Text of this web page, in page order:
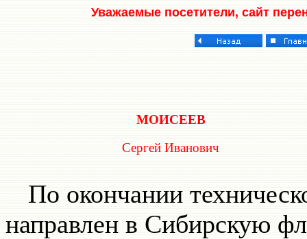
Уважаемые посетители, сайт
МОИСЕЕВ
Сергей Иванович
По окончании
направлен в Сибирскую